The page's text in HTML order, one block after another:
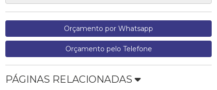
Orçamento por Whatsapp
Orçamento pelo Telefone
PÁGINAS RELACIONADAS